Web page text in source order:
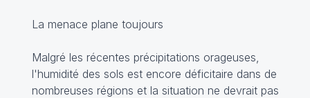
La menace plane toujours
Malgré les récentes précipitations orageuses,
l'humidité des sols est encore déficitaire dans de
nombreuses régions et la situation ne devrait pas